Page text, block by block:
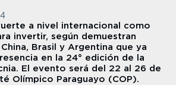
a nivel internacional como
invertir, según demuestran
Brasil y Argentina que ya
en la 24° edición de la
El evento será del 22 al 26 de
Olímpico Paraguayo (COP).